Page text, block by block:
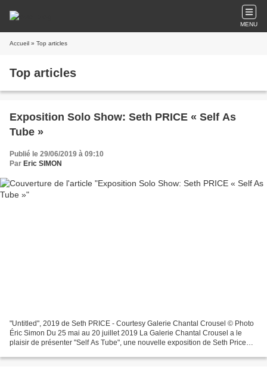
MENU
Accueil » Top articles
Top articles
Exposition Solo Show: Seth PRICE « Self As
Tube »
Publié le 29/06/2019 à 09:10
Par Eric SIMON
"Untitled", 2019 de Seth PRICE - Courtesy Galerie Chantal Crousel © Photo
Éric Simon Du 25 mai au 20 juillet 2019 La Galerie Chantal Crousel a le
plaisir de présenter "Self As Tube", une nouvelle exposition de Seth Price